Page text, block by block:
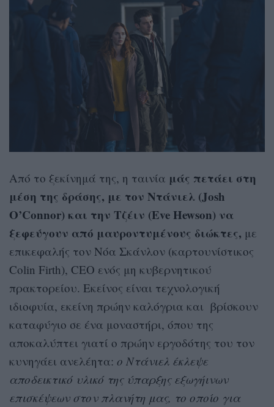
Από το ξεκίνημά της, η ταινία μάς πετάει στη
μέση της δράσης, με τον Ντάνιελ (Josh
O’Connor) και την Τζέιν (Eve Hewson) να
ξεφεύγουν από μαυροντυμένους διώκτες, με
επικεφαλής τον Νόα Σκάνλον (καρτουνίστικος
Colin Firth), CEO ενός μη κυβερνητικού
πρακτορείου. Εκείνος είναι τεχνολογική
ιδιοφυία, εκείνη πρώην καλόγρια και βρίσκουν
καταφύγιο σε ένα μοναστήρι, όπου της
αποκαλύπτει γιατί ο πρώην εργοδότης του τον
κυνηγάει ανελέητα: ο Ντάνιελ έκλεψε
αποδεικτικό υλικό της ύπαρξης εξωγήινων
επισκέψεων στον πλανήτη μας, το οποίο για